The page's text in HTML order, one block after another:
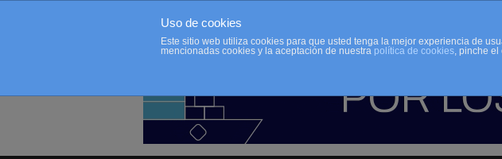
Uso de cookies
Este sitio web utiliza cookies para que usted tenga la mejor experiencia de
mencionadas cookies y la aceptación de nuestra política de cookies, pinche el